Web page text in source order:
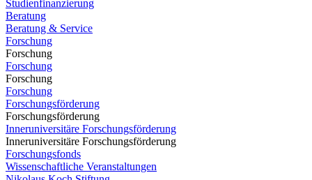
Studienfinanzierung
Beratung
Beratung & Service
Forschung
Forschung
Forschung
Forschung
Forschung
Forschungsförderung
Forschungsförderung
Inneruniversitäre Forschungsförderung
Inneruniversitäre Forschungsförderung
Forschungsfonds
Wissenschaftliche Veranstaltungen